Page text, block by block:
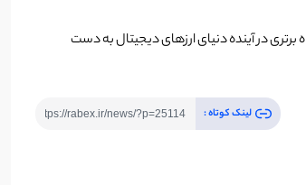
برتری در آینده دنیای ارزهای دیجیتال به دست
لینک کوتاه :